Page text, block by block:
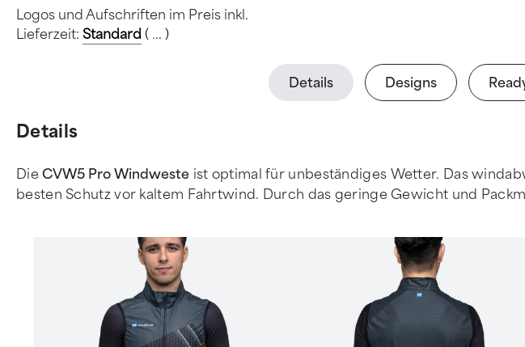
Logos und Aufschriften im Preis inkl.
Lieferzeit: Standard ( ... )
Details Designs
Details
DieCVW5 Pro Windweste ist optimal für unbeständiges Wetter. Das
besten Schutz vor kaltem Fahrtwind. Durch das geringe Gewicht und